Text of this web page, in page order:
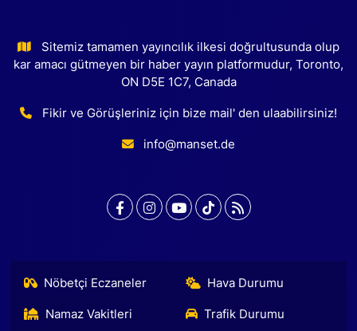
Sitemiz tamamen yayıncılık ilkesi doğrultusunda olup
kar amacı gütmeyen bir haber yayın platformudur, Toronto,
ON D5E 1C7, Canada
Fikir ve Görüşleriniz için bize mail' den ulaabilirsiniz!
info@manset.de
Nöbetçi Eczaneler Hava Durumu
Namaz Vakitleri Trafik Durumu